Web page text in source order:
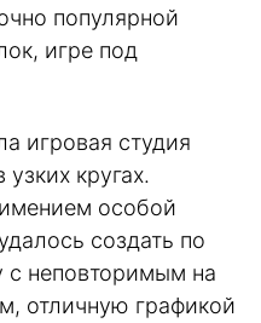
популярной
игре под
игровая студия
кругах.
особой
создать по
с неповторимым на
отличную графикой